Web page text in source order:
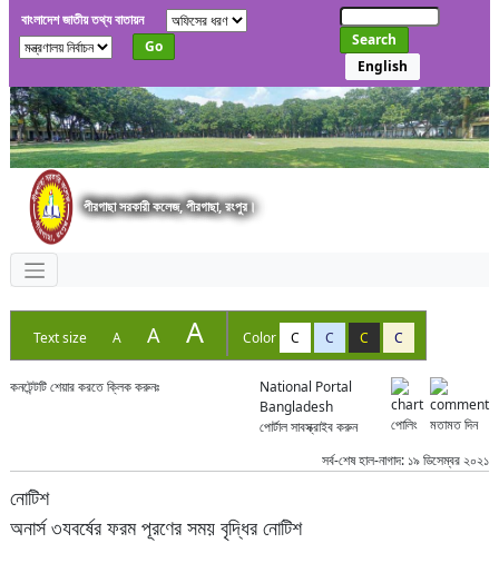
বাংলাদেশ জাতীয় তথ্য বাতায়ন
Go
Search
English
পীরগাছা সরকারী কলেজ, পীরগাছা, রংপুর।
Text size A A A Color C C C C
কনটেন্টটি শেয়ার করতে ক্লিক করুনঃ
National Portal
Bangladesh
পোর্টাল সাবস্ক্রাইব করুন
পোলিং
মতামত দিন
সর্ব-শেষ হাল-নাগাদ: ১৯ ডিসেম্বর ২০২১
নোটিশ
অনার্স ৩যবর্ষের ফরম পূরণের সময় বৃদ্ধির নোটিশ